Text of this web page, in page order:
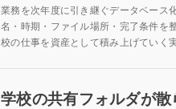
業務を次年度に引き継ぐデータベース
名・時期・ファイル場所・完了条件を
校の仕事を資産として積み上げていく
学校の共有フォルダが